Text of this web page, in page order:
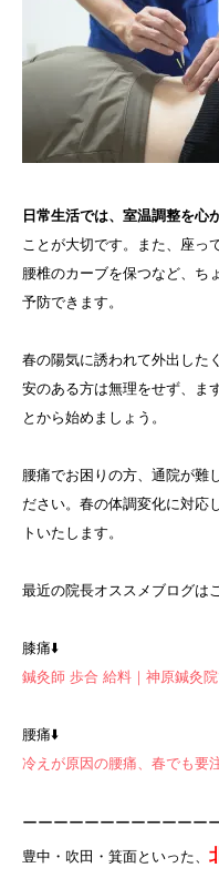
日常生活では、室温調整を心
ことが大切です。また、座っ
腰椎のカーブを保つなど、ち
予防できます。
春の陽気に誘われて外出した
安のある方は無理をせず、ま
とから始めましょう。
腰痛でお困りの方、通院が難
ださい。春の体調変化に対応
トいたします。
最近の院長オススメブログは
膝痛⬇️
鍼灸師 歩合 給料｜神原鍼灸
腰痛⬇️
冷えが原因の腰痛、春でも要
ーーーーーーーーーーーー
豊中・吹田・箕面といった、